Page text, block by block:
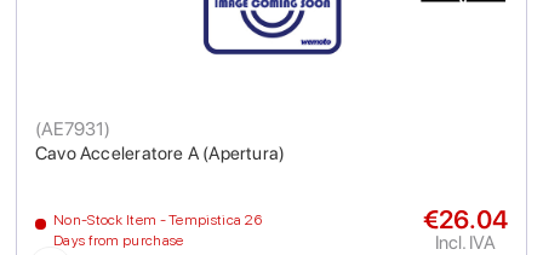
Cavo Acceleratore A (Apertura)
(AE7931)
Non-Stock Item - Tempistica 26
Days from purchase
€26.04
Incl. IVA